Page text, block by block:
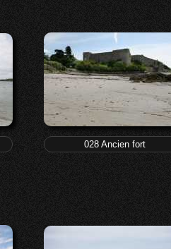
028 Ancien fort